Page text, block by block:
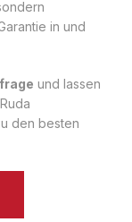
in und
und lassen
den besten